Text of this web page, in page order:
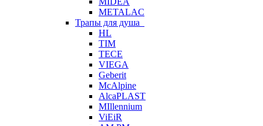
METALAC
Трапы для душа
HL
TIM
TECE
VIEGA
Geberit
McAlpine
AlcaPLAST
MIllennium
ViEiR